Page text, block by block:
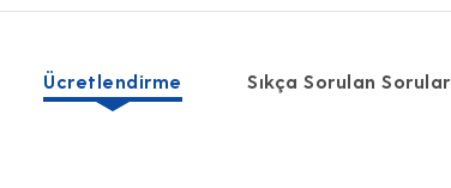
Ücretlendirme Sıkça Sorulan Sorular